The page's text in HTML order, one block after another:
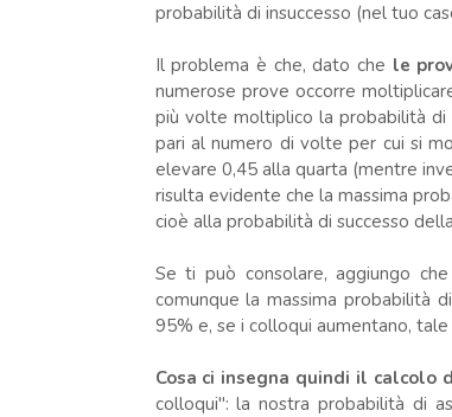
probabilità di insuccesso (nel tuo
Il problema è che, dato che le
numerose prove occorre
più volte moltiplico la probabilità di
pari al numero di volte per cui si
elevare 0,45 alla quarta (mentre
risulta evidente che la massima
cioè alla probabilità di successo
Se ti può consolare, aggiungo
comunque la massima probabilità
95% e, se i colloqui aumentano,
Cosa ci insegna quindi il calcolo
colloqui": la nostra probabilità di